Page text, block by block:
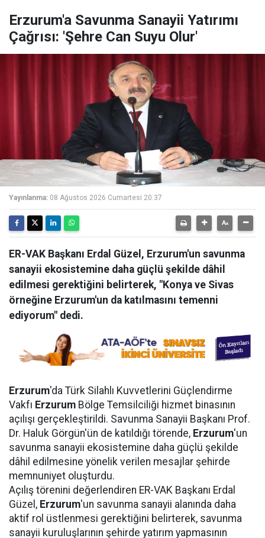
Erzurum'a Savunma Sanayii Yatırımı
Çağrısı: 'Şehre Can Suyu Olur'
Yayınlanma: 08 Ağustos 2026 Cumartesi 20:37
ER-VAK Başkanı Erdal Güzel, Erzurum'un savunma
sanayii ekosistemine daha güçlü şekilde dâhil
edilmesi gerektiğini belirterek, "Konya ve Sivas
örneğine Erzurum'un da katılmasını temenni
ediyorum" dedi.
Erzurum'da Türk Silahlı Kuvvetlerini Güçlendirme
Vakfı Erzurum Bölge Temsilciliği hizmet binasının
açılışı gerçekleştirildi. Savunma Sanayii Başkanı Prof.
Dr. Haluk Görgün'ün de katıldığı törende, Erzurum'un
savunma sanayii ekosistemine daha güçlü şekilde
dâhil edilmesine yönelik verilen mesajlar şehirde
memnuniyet oluşturdu.
Açılış törenini değerlendiren ER-VAK Başkanı Erdal
Güzel, Erzurum'un savunma sanayii alanında daha
aktif rol üstlenmesi gerektiğini belirterek, savunma
sanayii kuruluşlarının şehirde yatırım yapmasının